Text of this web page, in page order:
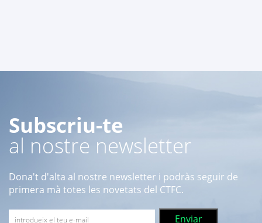
Subscriu-te
al nostre newsletter
Dona't d'alta al nostre newsletter i podràs seguir de
primera mà totes les novetats del CTFC.